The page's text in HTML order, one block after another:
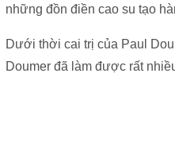
những đồn điền cao su tạo
Dưới thời cai trị của Paul
Doumer đã làm được rất